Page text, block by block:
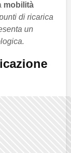
mobilità
di ricarica
un